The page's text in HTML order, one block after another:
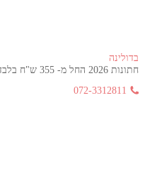
בדולינה
חתונות 2026 החל מ- 355 ש"ח בלבד!
072-3312811